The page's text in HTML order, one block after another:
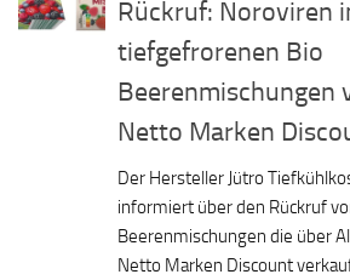
Rückruf: Noroviren
tiefgefrorenen Bio
Beerenmischungen
Netto Marken
Der Hersteller Jütro
informiert über den Rückruf
Beerenmischungen die über
Netto Marken Discount